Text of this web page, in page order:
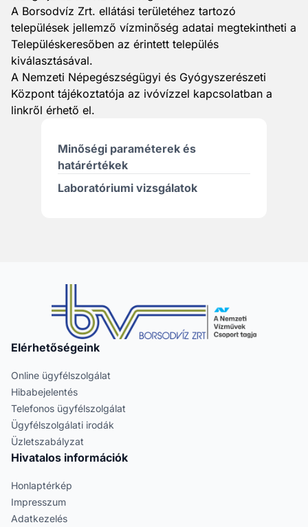
Minőségi paraméterek és
határértékek
Laboratóriumi vizsgálatok
A Borsodvíz Zrt. ellátási területéhez tartozó
települések jellemző vízminőség adatai megtekintheti a
Településkeresőben az érintett település
kiválasztásával.
A Nemzeti Népegészségügyi és Gyógyszerészeti
Központ tájékoztatója az ivóvízzel kapcsolatban a
linkről érhető el.
Elérhetőségeink
Online ügyfélszolgálat
Hibabejelentés
Telefonos ügyfélszolgálat
Ügyfélszolgálati irodák
Üzletszabályzat
Hivatalos információk
Honlaptérkép
Impresszum
Adatkezelés